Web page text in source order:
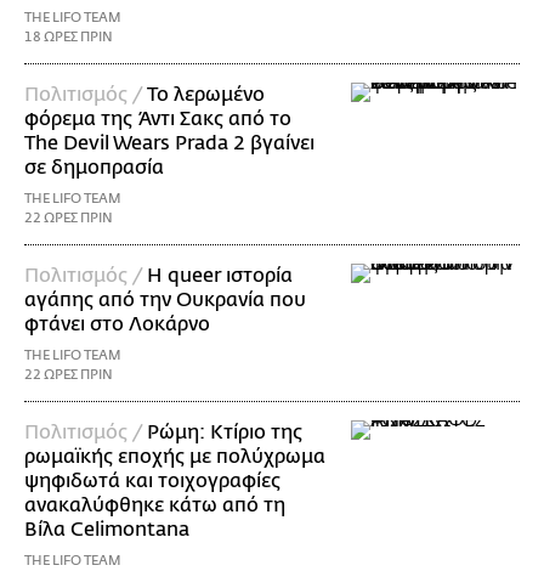
THE LIFO TEAM
18 ΩΡΕΣ ΠΡΙΝ
Πολιτισμός / Το λερωμένο
φόρεμα της Άντι Σακς από το
The Devil Wears Prada 2 βγαίνει
σε δημοπρασία
THE LIFO TEAM
22 ΩΡΕΣ ΠΡΙΝ
Πολιτισμός / Η queer ιστορία
αγάπης από την Ουκρανία που
φτάνει στο Λοκάρνο
THE LIFO TEAM
22 ΩΡΕΣ ΠΡΙΝ
Πολιτισμός / Ρώμη: Κτίριο της
ρωμαϊκής εποχής με πολύχρωμα
ψηφιδωτά και τοιχογραφίες
ανακαλύφθηκε κάτω από τη
Βίλα Celimontana
THE LIFO TEAM